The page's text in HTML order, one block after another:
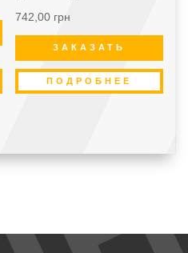
742,00 грн
ЗАКАЗАТЬ
ПОДРОБНЕЕ